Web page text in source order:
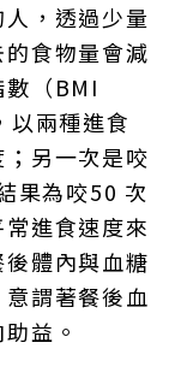
，透過少量
食物量會減
（BMI
以兩種進食
另一次是咬
果為咬50 次
進食速度來
體內與血糖
謂著餐後血
益。